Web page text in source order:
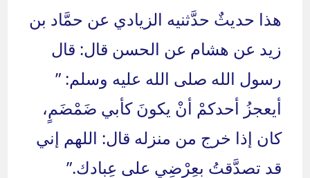
هذا حديثٌ حدَّثنيه الزيادي عن حمَّاد بن
زيد عن هشام عن الحسن قال: قال
رسول الله صلى الله عليه وسلم: ”
أيعجزُ أحدكمْ أنْ يكونَ كأبي ضَمْضَمٍ،
كان إذا خرج من منزله قال: اللهم إني
قد تصدَّقتُ بعِرْضِي على عِبادك.”